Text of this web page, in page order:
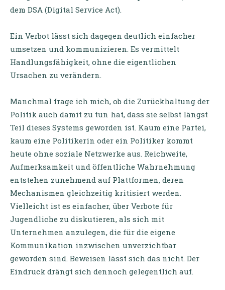
dem DSA (Digital Service Act).
Ein Verbot lässt sich dagegen deutlich einfacher
umsetzen und kommunizieren. Es vermittelt
Handlungsfähigkeit, ohne die eigentlichen
Ursachen zu verändern.
Manchmal frage ich mich, ob die Zurückhaltung der
Politik auch damit zu tun hat, dass sie selbst längst
Teil dieses Systems geworden ist. Kaum eine Partei,
kaum eine Politikerin oder ein Politiker kommt
heute ohne soziale Netzwerke aus. Reichweite,
Aufmerksamkeit und öffentliche Wahrnehmung
entstehen zunehmend auf Plattformen, deren
Mechanismen gleichzeitig kritisiert werden.
Vielleicht ist es einfacher, über Verbote für
Jugendliche zu diskutieren, als sich mit
Unternehmen anzulegen, die für die eigene
Kommunikation inzwischen unverzichtbar
geworden sind. Beweisen lässt sich das nicht. Der
Eindruck drängt sich dennoch gelegentlich auf.